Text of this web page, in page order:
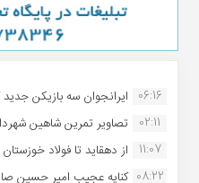
06:16 ایرانجوان سه بازیکن
02:11
تصاویر تمرین شاهین
11:07
از دهقاید تا فولاد
08:22 کنایه عجیب امیر حسین